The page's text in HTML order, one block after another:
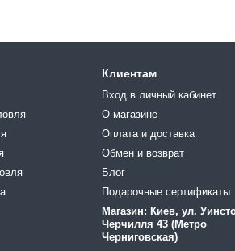
Клиентам
Вход в личный кабинет
О магазине
Оплата и доставка
Обмен и возврат
Блог
Подарочные сертификаты
Магазин: Киев, ул.
Черчилля 43 (Метро
Черниговская)